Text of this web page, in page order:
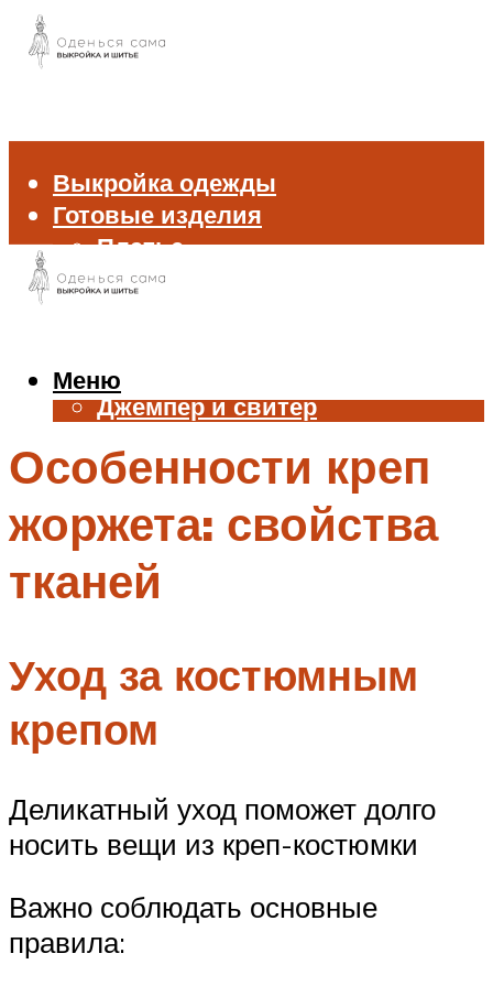
Выкройка одежды
Готовые изделия
Платье
Брюки
Жилет
Джемпер и свитер
Аксессуары
Меню
Меню
Особенности креп
жоржета: свойства
тканей
Уход за костюмным
крепом
Деликатный уход поможет долго
носить вещи из креп-костюмки
Важно соблюдать основные
правила: